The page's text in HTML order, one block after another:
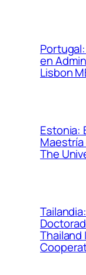
en
Lisbon
Estonia:
Maestría
The